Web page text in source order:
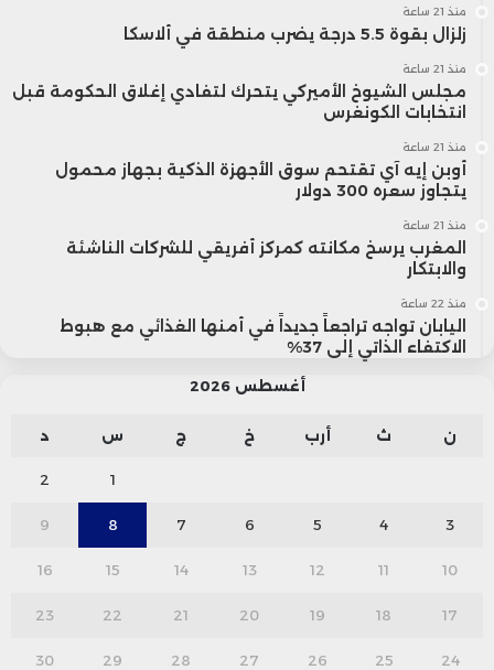
منذ 21 ساعة
زلزال بقوة 5.5 درجة يضرب منطقة في ألاسكا
منذ 21 ساعة
مجلس الشيوخ الأميركي يتحرك لتفادي إغلاق الحكومة قبل
انتخابات الكونغرس
منذ 21 ساعة
أوبن إيه آي تقتحم سوق الأجهزة الذكية بجهاز محمول
يتجاوز سعره 300 دولار
منذ 21 ساعة
المغرب يرسخ مكانته كمركز أفريقي للشركات الناشئة
والابتكار
منذ 22 ساعة
اليابان تواجه تراجعاً جديداً في أمنها الغذائي مع هبوط
الاكتفاء الذاتي إلى 37%
أغسطس 2026
ن ث أرب خ ج س د
1
2
3
4
5
6
7
8
9
10
11
12
13
14
15
16
17
18
19
20
21
22
23
24
25
26
27
28
29
30